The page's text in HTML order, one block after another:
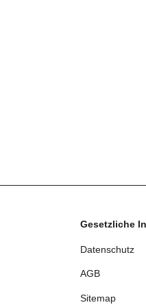
Gesetzliche
Datenschutz
AGB
Sitemap